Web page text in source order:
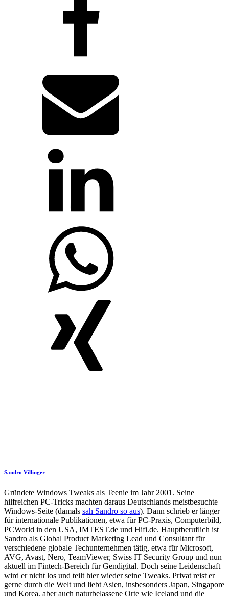
Sandro Villinger
Gründete Windows Tweaks als Teenie im Jahr 2001. Seine
hilfreichen PC-Tricks machten daraus Deutschlands meistbesuchte
Windows-Seite (damals sah Sandro so aus). Dann schrieb er länger
für internationale Publikationen, etwa für PC-Praxis, Computerbild,
PCWorld in den USA, IMTEST.de und Hifi.de. Hauptberuflich ist
Sandro als Global Product Marketing Lead und Consultant für
verschiedene globale Techunternehmen tätig, etwa für Microsoft,
AVG, Avast, Nero, TeamViewer, Swiss IT Security Group und nun
aktuell im Fintech-Bereich für Gendigital. Doch seine Leidenschaft
wird er nicht los und teilt hier wieder seine Tweaks. Privat reist er
gerne durch die Welt und liebt Asien, insbesonders Japan, Singapore
und Korea, aber auch naturbelassene Orte wie Iceland und die